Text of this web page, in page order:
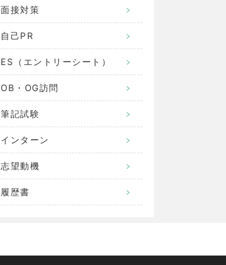
面接対策
自己PR
ES（エントリーシート）
OB・OG訪問
筆記試験
インターン
志望動機
履歴書